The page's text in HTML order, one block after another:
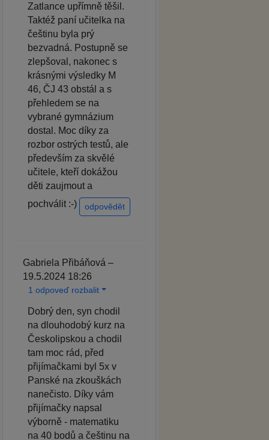
Zatlance upřímně těšil.
Taktéž paní učitelka na
češtinu byla prý
bezvadná. Postupně se
zlepšoval, nakonec s
krásnými výsledky M
46, ČJ 43 obstál a s
přehledem se na
vybrané gymnázium
dostal. Moc díky za
rozbor ostrých testů, ale
především za skvělé
učitele, kteří dokážou
děti zaujmout a
pochválit :-)
odpovědět
Gabriela Přibáňová –
19.5.2024 18:26
1 odpoveď rozbalit
Dobrý den, syn chodil
na dlouhodobý kurz na
Českolipskou a chodil
tam moc rád, před
přijímačkami byl 5x v
Panské na zkouškách
nanečisto. Díky vám
přijímačky napsal
výborně - matematiku
na 40 bodů a češtinu na